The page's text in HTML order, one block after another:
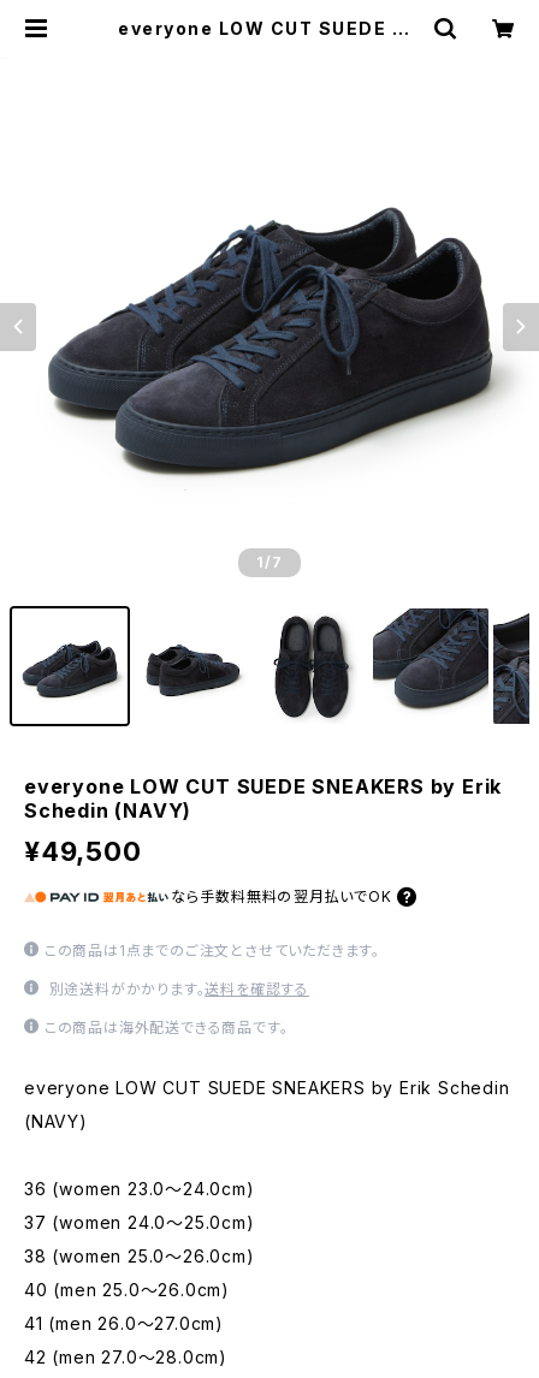
everyone LOW CUT SUEDE SN
1 /7
everyone LOW CUT SUEDE SNEAKERS by Erik
Schedin (NAVY)
¥49,500
なら 手数料無料の 翌月払いでOK
この商品は1点までのご注文とさせていただきます。
別途送料がかかります。送料を確認する
この商品は海外配送できる商品です。
everyone LOW CUT SUEDE SNEAKERS by Erik Schedin
(NAVY)
36 (women 23.0〜24.0cm)
37 (women 24.0〜25.0cm)
38 (women 25.0〜26.0cm)
40 (men 25.0〜26.0cm)
41 (men 26.0〜27.0cm)
42 (men 27.0〜28.0cm)